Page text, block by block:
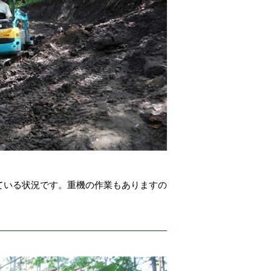
る状況です。重機の作業もありますの